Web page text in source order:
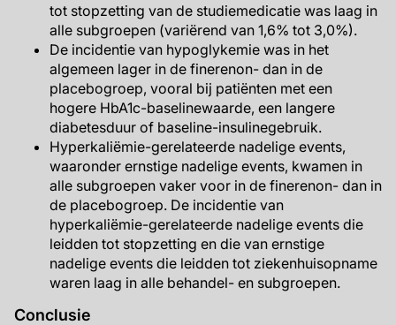
tot stopzetting van de studiemedicatie was laag in
alle subgroepen (variërend van 1,6% tot 3,0%).
De incidentie van hypoglykemie was in het
algemeen lager in de finerenon- dan in de
placebogroep, vooral bij patiënten met een
hogere HbA1c-baselinewaarde, een langere
diabetesduur of baseline-insulinegebruik.
Hyperkaliëmie-gerelateerde nadelige events,
waaronder ernstige nadelige events, kwamen in
alle subgroepen vaker voor in de finerenon- dan in
de placebogroep. De incidentie van
hyperkaliëmie-gerelateerde nadelige events die
leidden tot stopzetting en die van ernstige
nadelige events die leidden tot ziekenhuisopname
waren laag in alle behandel- en subgroepen.
Conclusie